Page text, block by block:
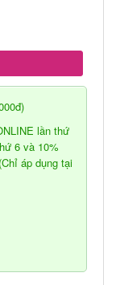
lần thứ
6 và 10%
áp dụng tại